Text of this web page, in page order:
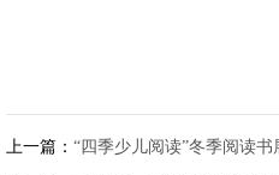
上一篇： “四季少儿阅读”冬季阅读书